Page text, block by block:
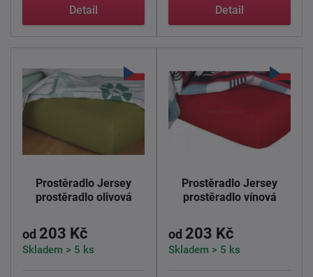
Detail Detail
Prostěradlo Jersey
prostěradlo olivová
od 203 Kč
Skladem > 5 ks
Prostěradlo Jersey
prostěradlo vínová
od 203 Kč
Skladem > 5 ks